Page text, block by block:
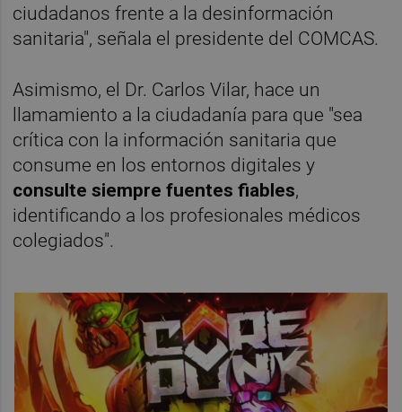
ciudadanos frente a la desinformación
sanitaria", señala el presidente del COMCAS.
Asimismo, el Dr. Carlos Vilar, hace un
llamamiento a la ciudadanía para que "sea
crítica con la información sanitaria que
consume en los entornos digitales y
consulte siempre fuentes fiables,
identificando a los profesionales médicos
colegiados".